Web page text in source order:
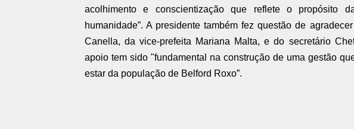
acolhimento e conscientização que reflete o propósito
humanidade”. A presidente também fez questão de
Canella, da vice-prefeita Mariana Malta, e do secretário
apoio tem sido "fundamental na construção de uma gestão
estar da população de Belford Roxo”.